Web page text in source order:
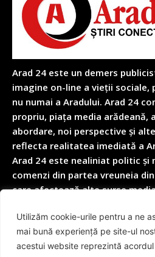
Utilizăm cookie-urile pentru a ne
mai bună experiență pe site-ul
acestui website reprezintă
Arad 24 este un demers
imagine on-line a vieții sociale,
nu numai a Aradului. Arad 24
propriu, piața media arădeană,
abordare, noi perspective și
reflecta realitatea imediată a
Arad 24 este nealiniat politic și
comenzi din partea vreuneia
care afectează alte surse
a realității cotidiene.